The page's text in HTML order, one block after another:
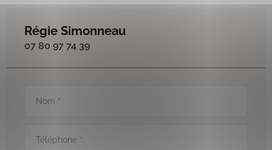
Régie Simonneau
07 80 97 74 39